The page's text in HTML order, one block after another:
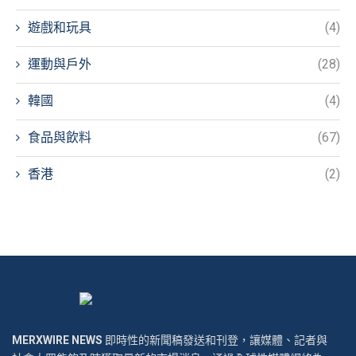
遊戲和玩具 (4)
運動與戶外 (28)
韓國 (4)
食品與飲料 (67)
香港 (2)
MERXWIRE NEWS 即時性的新聞稿發送和刊登，讓媒體、記者與